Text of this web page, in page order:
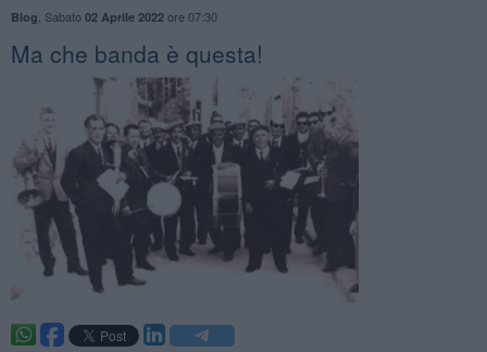
Blog Sabato 02 Aprile 2022ore 07:30
Ma che banda è questa!